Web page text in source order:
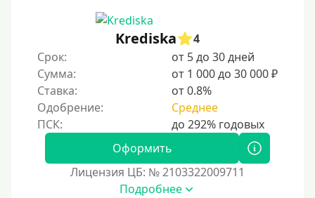
На карту без отказа
Залог
Под залог ПТС
Без залога
Под залог
Под залог недвижимости
Krediska
4
Срок:
от 5 до 30 дней
Сумма:
от 1 000 до 30 000 ₽
Ставка:
от 0.8%
Одобрение:
Среднее
Оформить
Лицензия ЦБ: № 2103322009711
Подробнее